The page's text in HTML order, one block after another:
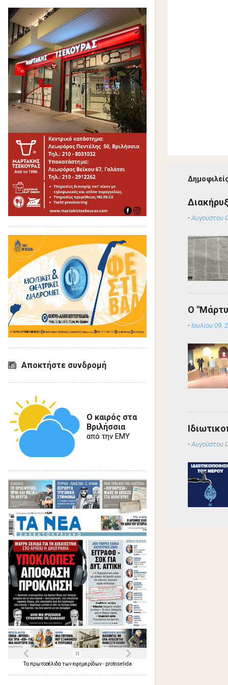
-Αυγούστου
Ο
- Ιουλίου 09,
-Αυγούστου
Αποκτήστε συνδρομή
Ο καιρός στα
Βριλήσσια
από την ΕΜΥ
Τα πρωτοσέλιδα τωνεφημερίδων- protoselida